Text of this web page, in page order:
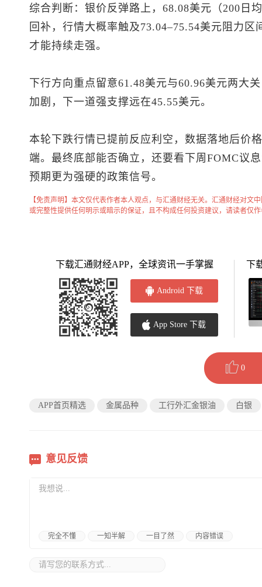
综合判断：银价反弹路上，68.08美元（200日
回补，行情大概率触及73.04–75.54美元阻力
才能持续走强。
下行方向重点留意61.48美元与60.96美元两大
加剧，下一道强支撑远在45.55美元。
本轮下跌行情已提前反应利空，数据落地后价
端。最终底部能否确立，还要看下周FOMC议
预期更为强硬的政策信号。
【免责声明】本文仅代表作者本人观点，与汇通财经无关。汇通财经对文
或完整性提供任何明示或暗示的保证，且不构成任何投资建议，请读者仅
下载汇通财经APP，全球资讯一手掌握
Android 下载
App Store 下载
下
0
APP首页精选 金属品种 工行外汇金银油 白银
意见反馈
完全不懂 一知半解 一目了然 内容错误